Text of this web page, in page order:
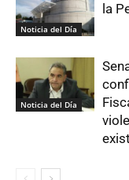
Noticia del Día
la
Noticia del Día